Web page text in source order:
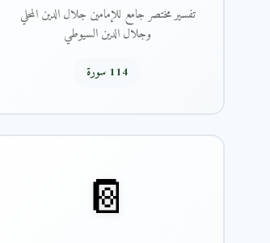
تفسير مختصر جامع للإمامين جلال الدين المحلي
وجلال الدين السيوطي
114 سورة
📔